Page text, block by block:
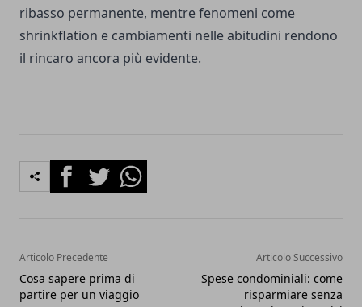
ribasso permanente, mentre fenomeni come
shrinkflation e cambiamenti nelle abitudini rendono
il rincaro ancora più evidente.
FacebookTwitterWhatsapp
Articolo Precedente
Cosa sapere prima di
partire per un viaggio
Articolo Successivo
Spese condominiali: come
risparmiare senza